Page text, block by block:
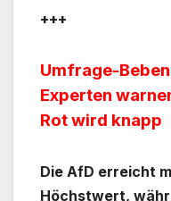
+++
Umfrage-
Experten
Rot wird knapp
Die AfD erreicht
Höchstwert,